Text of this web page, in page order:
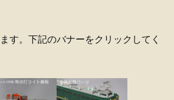
す。下記のバナーをクリックしてく